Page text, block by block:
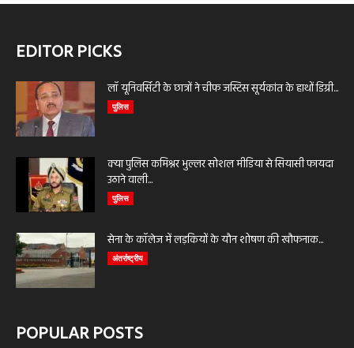
EDITOR PICKS
लॉ यूनिवर्सिटी के छात्रों ने चीफ जस्टिस सूर्यकांत के हाथों डिग्री...
पुलिस
क्या पुलिस कमिश्नर भुल्लर सोशल मीडिया से सियासी फायदा
उठाने वाली...
पुलिस
सेना के कॉलेज में लड़कियों के यौन शोषण की खौफनाक...
अंतर्राष्ट्रीय
POPULAR POSTS